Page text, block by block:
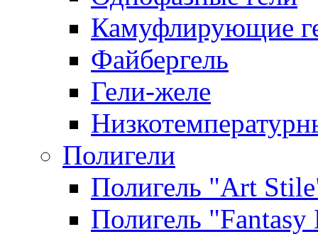
Камуфлирующие
Файбергель
Гели-желе
Полигели
Полигель "Art
Полигель